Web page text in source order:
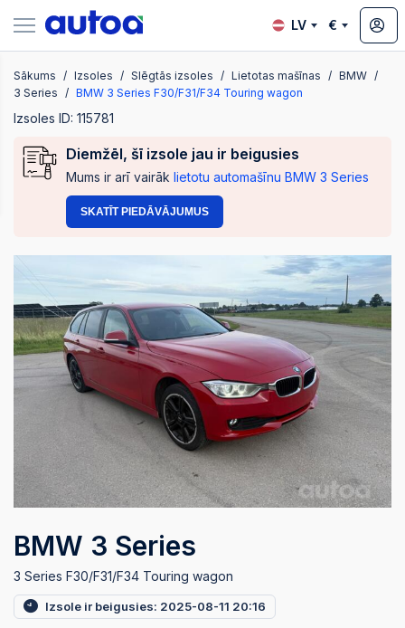
LV €
Sākums Izsoles Slēgtās izsoles Lietotas mašīnas
BMW
3 Series
BMW 3 Series F30/F31/F34 Touring wagon
Izsoles ID: 115781
Diemžēl, šī izsole jau ir beigusies
Mums ir arī vairāk lietotu automašīnu BMW 3 Series
SKATĪT PIEDĀVĀJUMUS
BMW 3 Series
3 Series F30/F31/F34 Touring wagon
Izsole ir beigusies: 2025-08-11 20:16